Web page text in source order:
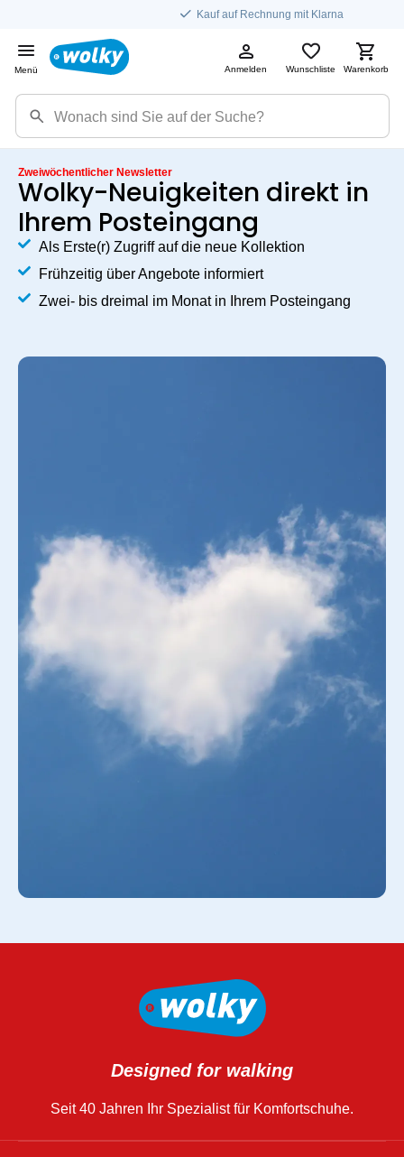
Kauf auf Rechnung mit Klarna
Menü Anmelden Wunschliste Warenkorb
Zweiwöchentlicher Newsletter
Wolky-Neuigkeiten direkt in
Ihrem Posteingang
Als Erste(r) Zugriff auf die neue Kollektion
Frühzeitig über Angebote informiert
Zwei- bis dreimal im Monat in Ihrem Posteingang
Designed for walking
Seit 40 Jahren Ihr Spezialist für Komfortschuhe.